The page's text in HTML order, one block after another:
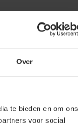
Over
te bieden en om ons
voor social